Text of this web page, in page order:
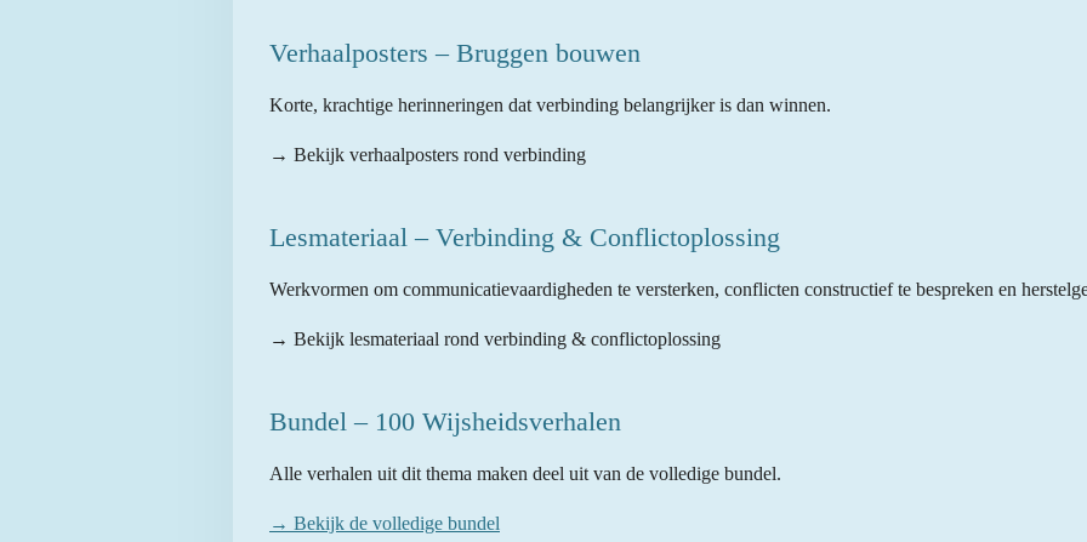
Verhaalposters – Bruggen bouwen
Korte, krachtige herinneringen dat verbinding belangrijker is dan winnen.
→ Bekijk verhaalposters rond verbinding
Lesmateriaal – Verbinding & Conflictoplossing
Werkvormen om communicatievaardigheden te versterken, conflicten constructief te bespreken en
→ Bekijk lesmateriaal rond verbinding & conflictoplossing
Bundel – 100 Wijsheidsverhalen
Alle verhalen uit dit thema maken deel uit van de volledige bundel.
→ Bekijk de volledige bundel